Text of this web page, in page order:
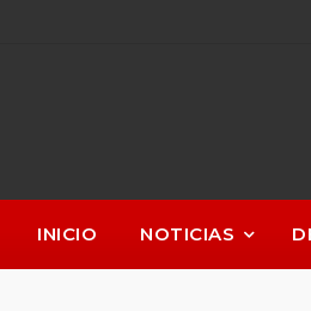
INICIO NOTICIAS